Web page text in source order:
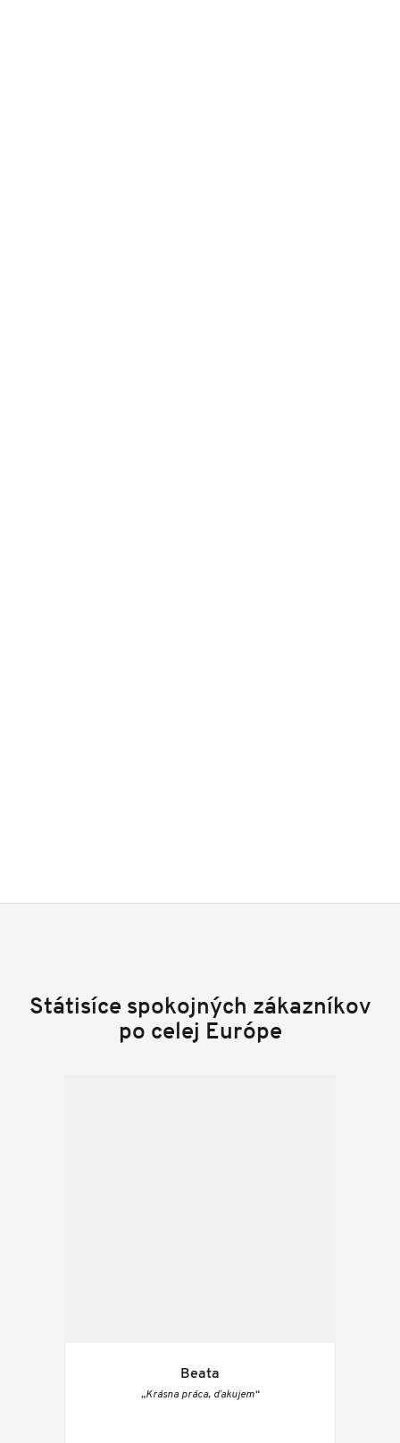
Státisíce spokojných zákazníkov
po celej Európe
Beata
„Krásna práca, ďakujem“